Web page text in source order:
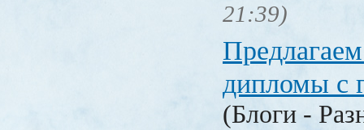
21:39)
дипломы с
(Блоги -